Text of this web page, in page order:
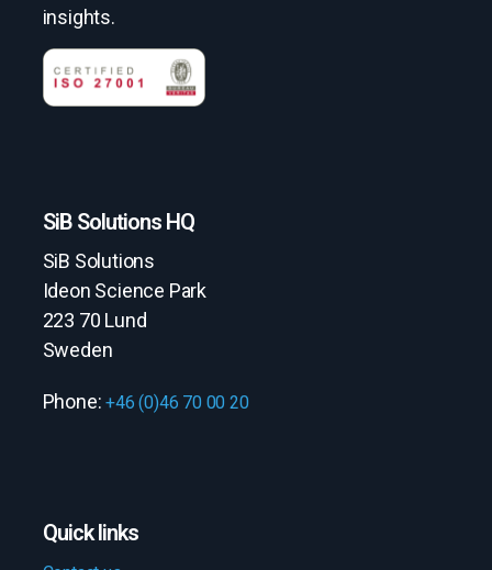
insights.
SiB Solutions HQ
SiB Solutions
Ideon Science Park
223 70 Lund
Sweden
Phone:+46 (0)46 70 00 20
Quick links